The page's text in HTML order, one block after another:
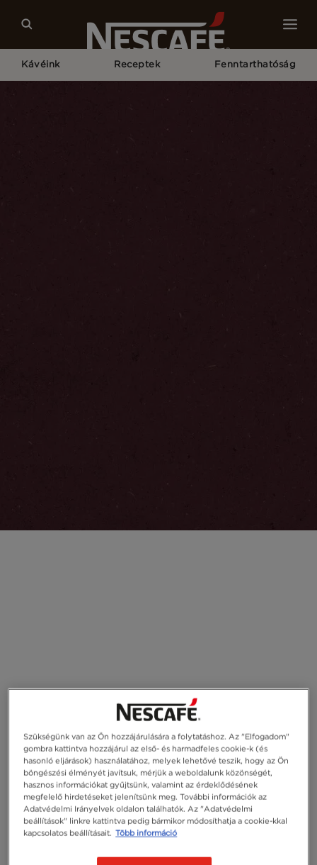
Kávéink Receptek Fenntarthatóság
Szükségünk van az Ön hozzájárulására a folytatáshoz. Az "Elfogadom"
gombra kattintva hozzájárul az első- és harmadfeles cookie-k (és
hasonló eljárások) használatához, melyek lehetővé teszik, hogy az Ön
böngészési élményét javítsuk, mérjük a weboldalunk közönségét,
hasznos információkat gyűjtsünk, valamint az érdeklődésének
megfelelő hirdetéseket jelenítsünk meg. További információk az
Adatvédelmi Irányelvek oldalon találhatók. Az "Adatvédelmi
beállítások" linkre kattintva pedig bármikor módosíthatja a cookie-kkal
kapcsolatos beállításait. Több információ